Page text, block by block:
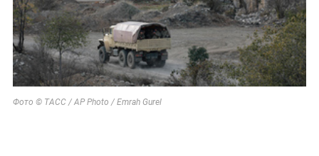
Фото © ТАСС / AP Photo / Emrah Gurel